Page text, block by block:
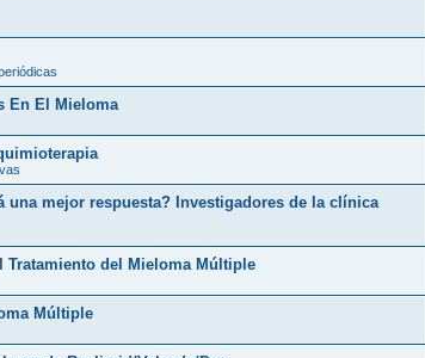
En El Mieloma
mejor respuesta? Investigadores de la clínica
del Mieloma Múltiple
Múltiple